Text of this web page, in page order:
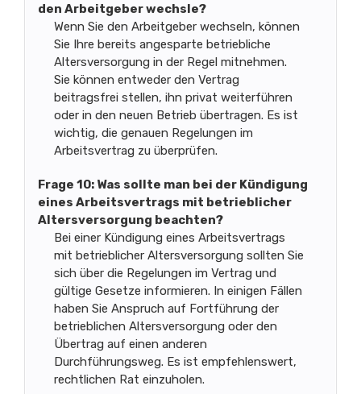
den Arbeitgeber wechsle?
Wenn Sie den Arbeitgeber wechseln, können
Sie Ihre bereits angesparte betriebliche
Altersversorgung in der Regel mitnehmen.
Sie können entweder den Vertrag
beitragsfrei stellen, ihn privat weiterführen
oder in den neuen Betrieb übertragen. Es ist
wichtig, die genauen Regelungen im
Arbeitsvertrag zu überprüfen.
Frage 10: Was sollte man bei der Kündigung
eines Arbeitsvertrags mit betrieblicher
Altersversorgung beachten?
Bei einer Kündigung eines Arbeitsvertrags
mit betrieblicher Altersversorgung sollten Sie
sich über die Regelungen im Vertrag und
gültige Gesetze informieren. In einigen Fällen
haben Sie Anspruch auf Fortführung der
betrieblichen Altersversorgung oder den
Übertrag auf einen anderen
Durchführungsweg. Es ist empfehlenswert,
rechtlichen Rat einzuholen.